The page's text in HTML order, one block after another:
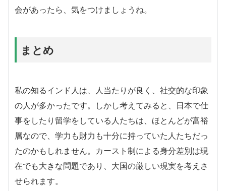
会があったら、気をつけましょうね。
まとめ
私の知るインド人は、人当たりが良く、社交的な印象
の人が多かったです。しかし考えてみると、日本で仕
事をしたり留学をしている人たちは、ほとんどが富裕
層なので、学力も財力も十分に持っていた人たちだっ
たのかもしれません。カースト制による身分差別は現
在でも大きな問題であり、大国の厳しい現実を考えさ
せられます。